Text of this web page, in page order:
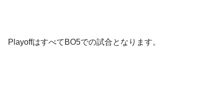
PlayoffはすべてBO5での試合となります。